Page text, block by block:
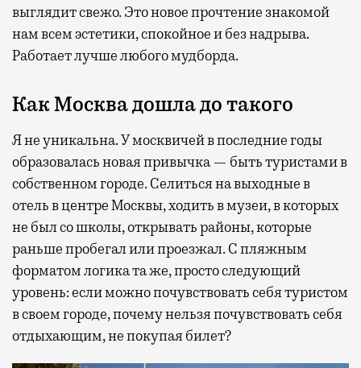
выглядит свежо. Это новое прочтение знакомой
нам всем эстетики, спокойное и без надрыва.
Работает лучше любого мудборда.
Как Москва дошла до такого
Я не уникальна. У москвичей в последние годы
образовалась новая привычка — быть туристами в
собственном городе. Селиться на выходные в
отель в центре Москвы, ходить в музеи, в которых
не был со школы, открывать районы, которые
раньше пробегал или проезжал. С пляжным
форматом логика та же, просто следующий
уровень: если можно почувствовать себя туристом
в своем городе, почему нельзя почувствовать себя
отдыхающим, не покупая билет?